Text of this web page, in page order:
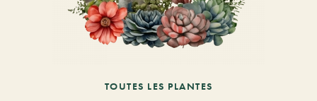
TOUTES LES PLANTES